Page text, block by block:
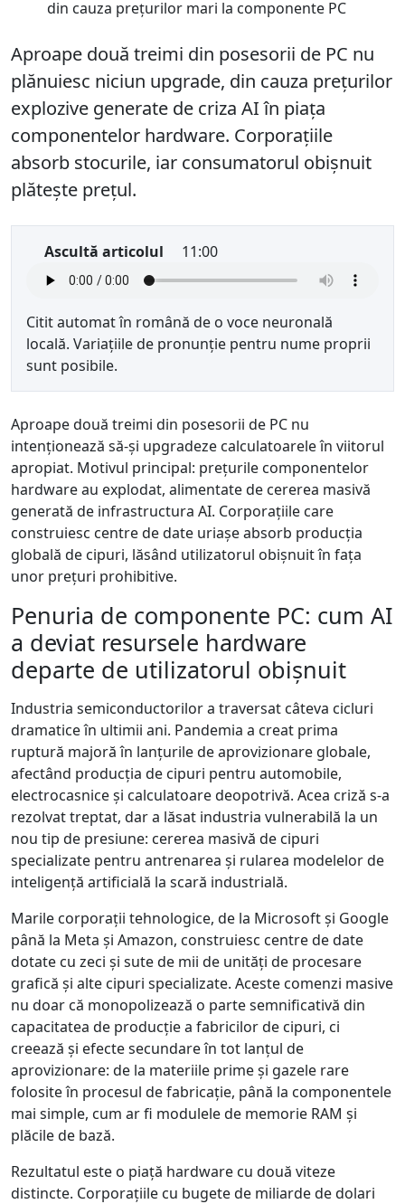
Aproape două treimi din posesorii de PC nu
plănuiesc niciun upgrade, din cauza prețurilor
explozive generate de criza AI în piața
componentelor hardware. Corporațiile
absorb stocurile, iar consumatorul obișnuit
plătește prețul.
Ascultă articolul 11:00
Citit automat în română de o voce neuronală
locală. Variațiile de pronunție pentru nume proprii
sunt posibile.
Aproape două treimi din posesorii de PC nu
intenționează să-și upgradeze calculatoarele în viitorul
apropiat. Motivul principal: prețurile componentelor
hardware au explodat, alimentate de cererea masivă
generată de infrastructura AI. Corporațiile care
construiesc centre de date uriașe absorb producția
globală de cipuri, lăsând utilizatorul obișnuit în fața
unor prețuri prohibitive.
Penuria de componente PC: cum AI
a deviat resursele hardware
departe de utilizatorul obișnuit
Industria semiconductorilor a traversat câteva cicluri
dramatice în ultimii ani. Pandemia a creat prima
ruptură majoră în lanțurile de aprovizionare globale,
afectând producția de cipuri pentru automobile,
electrocasnice și calculatoare deopotrivă. Acea criză s-a
rezolvat treptat, dar a lăsat industria vulnerabilă la un
nou tip de presiune: cererea masivă de cipuri
specializate pentru antrenarea și rularea modelelor de
inteligență artificială la scară industrială.
Marile corporații tehnologice, de la Microsoft și Google
până la Meta și Amazon, construiesc centre de date
dotate cu zeci și sute de mii de unități de procesare
grafică și alte cipuri specializate. Aceste comenzi masive
nu doar că monopolizează o parte semnificativă din
capacitatea de producție a fabricilor de cipuri, ci
creează și efecte secundare în tot lanțul de
aprovizionare: de la materiile prime și gazele rare
folosite în procesul de fabricație, până la componentele
mai simple, cum ar fi modulele de memorie RAM și
plăcile de bază.
Rezultatul este o piață hardware cu două viteze
distincte. Corporațiile cu bugete de miliarde de dolari